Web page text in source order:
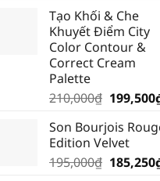
là:
195,000₫.
Tạo Khối & Che
Khuyết Điểm City
Color Contour &
Correct Cream
Palette
210,000₫ Giá
là:
210,000₫.
199,500
Son Bourjois
Edition Velvet
195,000₫ Giá
185,250